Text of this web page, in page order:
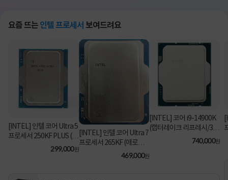
요즘 뜨는 인텔 프로세서 보여드려요
[INTEL] 인텔 코어 Ultra 5
프로세서 250KF PLUS (애
로우 레이크/5.3GHz/30M
299,000원
[INTEL] 인텔 코어 Ultra 7
프로세서 265KF (애로우
레이크/3.9GHz/30MB/쿨
469,000원
[INTEL] 코어 i9-14900K
(랩터레이크 리프레시/3.2
GHz/36MB/쿨러 미포함)
740,000원